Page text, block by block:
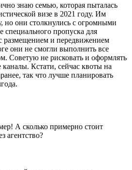
знаю семью, которая пыталась
визе в 2021 году. Им
но они столкнулись с огромными
специального пропуска для
размещением и передвижением
они не смогли выполнить все
Советую не рисковать и оформлять
Кстати, сейчас квоты на
так что лучше планировать
А сколько примерно стоит
агентство?